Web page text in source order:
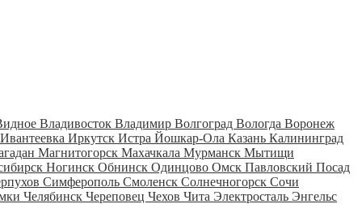
Владивосток Владимир Волгоград Вологда Воронеж
Ивантеевка Иркутск Истра Йошкар-Ола Казань Калининград
Магнитогорск Махачкала Мурманск Мытищи
Ногинск Обнинск Одинцово Омск Павловский Посад
Симферополь Смоленск Солнечногорск Сочи
Челябинск Череповец Чехов Чита Электросталь Энгельс